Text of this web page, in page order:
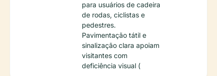
para usuários de cadeira
de rodas, ciclistas e
pedestres.
Pavimentação tátil e
sinalização clara apoiam
visitantes com
deficiência visual (